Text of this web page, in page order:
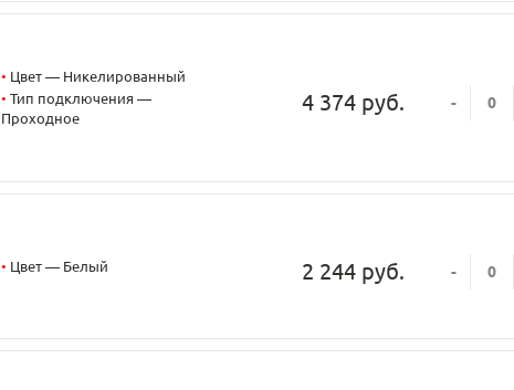
• Цвет — Никелированный
• Тип подключения —
Проходное
4 374 руб. -
• Цвет — Белый 2 244 руб. -